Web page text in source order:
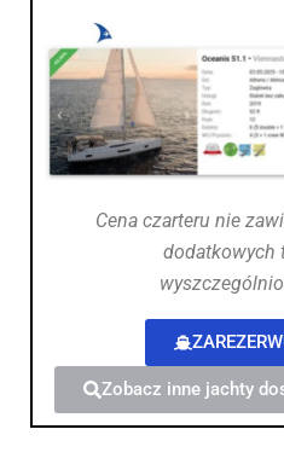
Cena czarteru nie
dodatkowych
Zobacz inne jachty